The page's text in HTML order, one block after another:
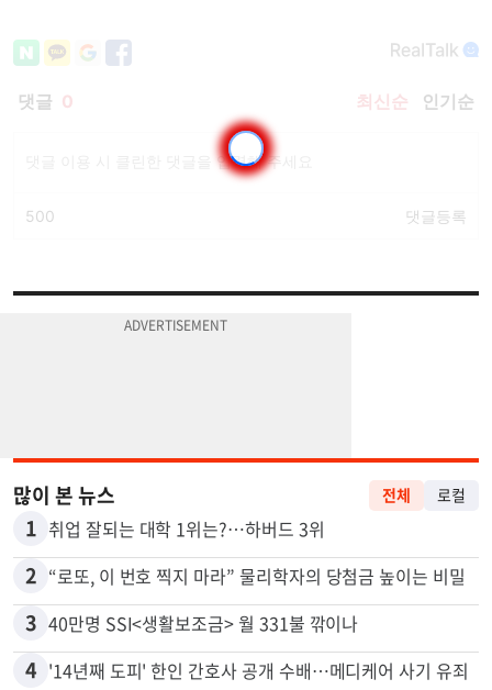
많이 본 뉴스 전체 로컬
1 취업 잘되는 대학 1위는?…하버드 3위
2 “로또, 이 번호 찍지 마라” 물리학자의 당첨금 높이는 비밀
3 40만명 SSI<생활보조금> 월 331불 깎이나
4 '14년째 도피' 한인 간호사 공개 수배…메디케어 사기 유죄